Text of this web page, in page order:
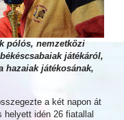
pólós, nemzetközi
játékáról,
hazaiak játékosának,
a két napon át
helyett idén 26 fiatallal